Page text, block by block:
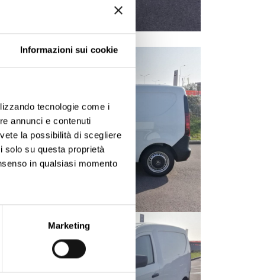
Informazioni sui cookie
tecnologie come i
annunci e contenuti
la possibilità di scegliere
solo su questa proprietà
in qualsiasi momento
dettagli. Puoi
e per analizzare il
Marketing